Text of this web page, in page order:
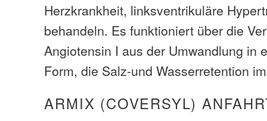
Herzkrankheit, linksventrikuläre
behandeln. Es funktioniert über die
Angiotensin I aus der Umwandlung in
Form, die Salz-und Wasserretention
ARMIX (COVERSYL)